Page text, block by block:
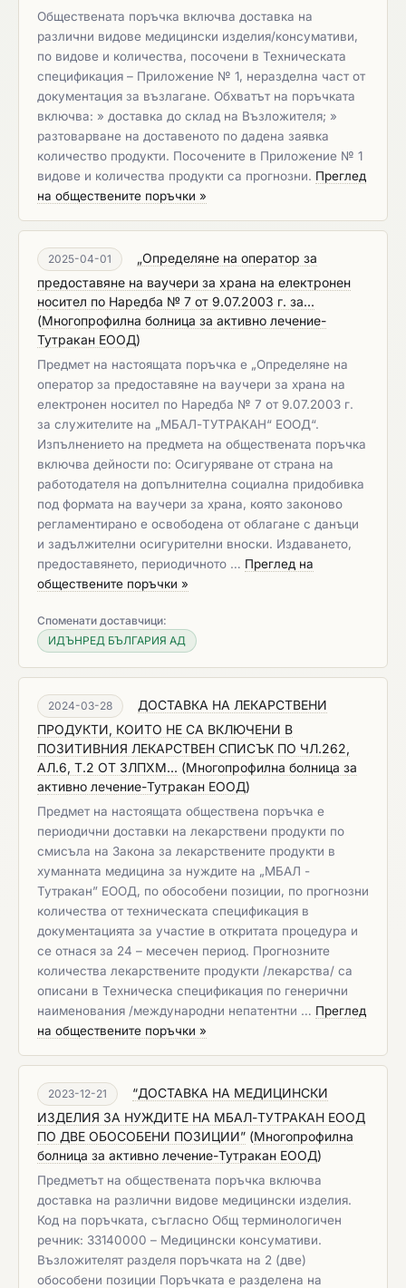
Обществената поръчка включва доставка на
различни видове медицински изделия/консумативи,
по видове и количества, посочени в Техническата
спецификация – Приложение № 1, неразделна част от
документация за възлагане. Обхватът на поръчката
включва: » доставка до склад на Възложителя; »
разтоварване на доставеното по дадена заявка
количество продукти. Посочените в Приложение № 1
видове и количества продукти са прогнозни. Преглед
на обществените поръчки »
2025-04-01
„Определяне на оператор за
предоставяне на ваучери за храна на електронен
носител по Наредба № 7 от 9.07.2003 г. за...
(Многопрофилна болница за активно лечение-
Тутракан ЕООД)
Предмет на настоящата поръчка е „Определяне на
оператор за предоставяне на ваучери за храна на
електронен носител по Наредба № 7 от 9.07.2003 г.
за служителите на „МБАЛ-ТУТРАКАН“ ЕООД“.
Изпълнението на предмета на обществената поръчка
включва дейности по: Осигуряване от страна на
работодателя на допълнителна социална придобивка
под формата на ваучери за храна, която законово
регламентирано е освободена от облагане с данъци
и задължителни осигурителни вноски. Издаването,
предоставянето, периодичното … Преглед на
обществените поръчки »
Споменати доставчици:
ИДЪНРЕД БЪЛГАРИЯ АД
2024-03-28
ДОСТАВКА НА ЛЕКАРСТВЕНИ
ПРОДУКТИ, КОИТО НЕ СА ВКЛЮЧЕНИ В
ПОЗИТИВНИЯ ЛЕКАРСТВЕН СПИСЪК ПО ЧЛ.262,
АЛ.6, Т.2 ОТ ЗЛПХМ... (Многопрофилна болница за
активно лечение-Тутракан ЕООД)
Предмет на настоящата обществена поръчка e
периодични дoставки на лекарствени продукти по
смисъла на Закона за лекарствените продукти в
хуманната медицина за нуждите на „МБАЛ -
Тутракан” ЕООД, по обособени позиции, по прогнозни
количества от техническата спецификация в
документацията за участие в откритата процедура и
се отнася за 24 – месечен период. Прогнозните
количества лекарствените продукти /лекарства/ са
описани в Техническа спецификация по генерични
наименования /международни непатентни … Преглед
на обществените поръчки »
2023-12-21
“ДОСТАВКА НА МЕДИЦИНСКИ
ИЗДЕЛИЯ ЗА НУЖДИТЕ НА МБАЛ-ТУТРАКАН ЕООД
ПО ДВЕ ОБОСОБЕНИ ПОЗИЦИИ” (Многопрофилна
болница за активно лечение-Тутракан ЕООД)
Предметът на обществената поръчка включва
доставка на различни видове медицински изделия.
Код на поръчката, съгласно Общ терминологичен
речник: 33140000 – Медицински консумативи.
Възложителят разделя поръчката на 2 (две)
обособени позиции Поръчката е разделена на